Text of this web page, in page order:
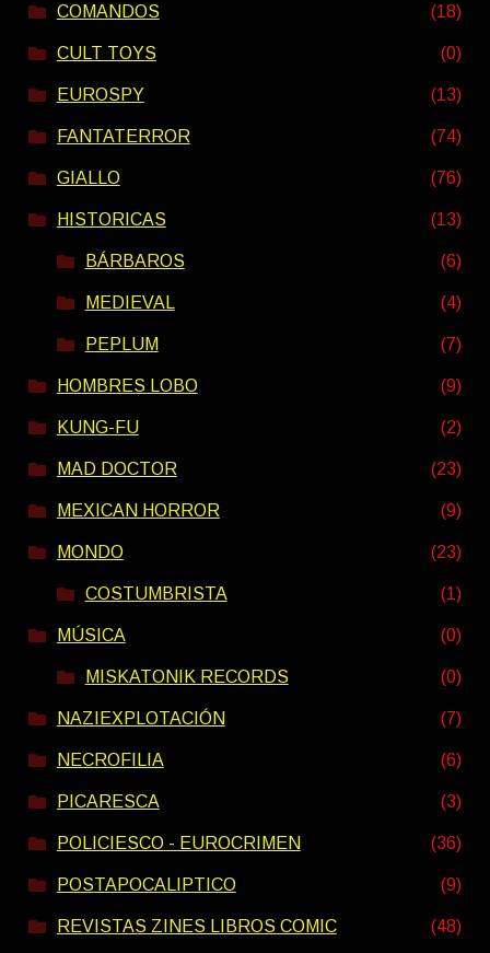
COMANDOS (18)
CULT TOYS (0)
EUROSPY (13)
FANTATERROR (74)
GIALLO (76)
HISTORICAS (13)
BÁRBAROS (6)
MEDIEVAL (4)
PEPLUM (7)
HOMBRES LOBO (9)
KUNG-FU (2)
MAD DOCTOR (23)
MEXICAN HORROR (9)
MONDO (23)
COSTUMBRISTA (1)
MÚSICA (0)
MISKATONIK RECORDS (0)
NAZIEXPLOTACIÓN (7)
NECROFILIA (6)
PICARESCA (3)
POLICIESCO - EUROCRIMEN (36)
POSTAPOCALIPTICO (9)
REVISTAS ZINES LIBROS COMIC (48)